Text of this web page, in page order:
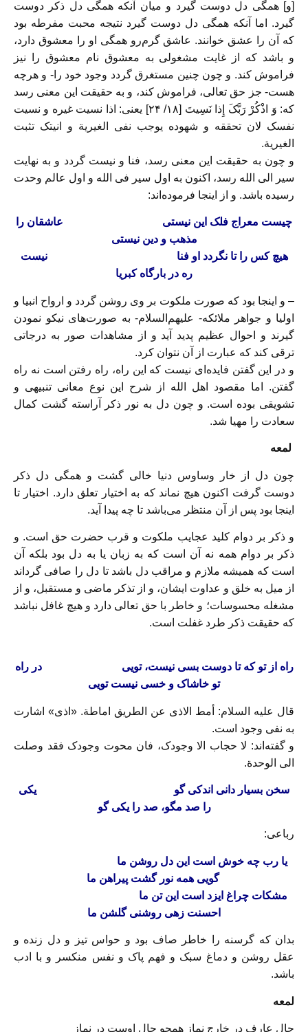
[و] همگى دل دوست گیرد و میان آنکه همگى دل ذکر دوست
گیرد. اما آنکه همگى دل دوست گیرد نتیجه محبت مفرطه بود
که آن را عشق خوانند. عاشق گرم‌رو همگى او را معشوق دارد،
و باشد که از غایت مشغولى به معشوق نام معشوق را نیز
فراموش کند. و چون چنین مستغرق گردد وجود خود را- و هرچه
هست- جز حق تعالى، فراموش کند، و به حقیقت این معنى رسد
که: وَ اذْکُرْ رَبَّکَ إِذا نَسِیتَ‏ [۱۸/ ۲۴] یعنى: اذا نسیت غیره و نسیت
نفسک لان تحققه و شهوده یوجب نفى الغیریة و انیتک تثبت
الغیریة.
و چون به حقیقت این معنى رسد، فنا و نیست گردد و به ‌‌نهایت
سیر الى الله رسد، اکنون به اول سیر فى الله و اول عالم وحدت
رسیده باشد. و از اینجا فرموده‌‏اند:
چیست معراج فلک این نیستى‏ عاشقان را
مذهب و دین نیستى‏
هیچ کس را تا نگردد او فنا نیست
ره در بارگاه کبریا
– و اینجا بود که صورت ملکوت بر وى روشن گردد و ارواح انبیا و
اولیا و جواهر ملائکه- علیهم‌السلام- به صورت‌هاى نیکو نمودن
گیرند و احوال عظیم پدید آید و از مشاهدات صور به درجاتى
ترقى کند که عبارت از آن نتوان کرد.
و در این گفتن فایده‌‏اى نیست که این راه، راه رفتن است نه راه
گفتن. اما مقصود اهل الله از شرح این نوع معانى تنبیهى و
تشویقى بوده است. و چون دل به نور ذکر آراسته گشت کمال
سعادت را مهیا شد.
لمعه
چون دل از خار وساوس دنیا خالى گشت و همگى دل ذکر
دوست گرفت اکنون هیچ نماند که به اختیار تعلق دارد. اختیار تا
اینجا بود پس از آن منتظر مى‏‌باشد تا چه پیدا آید.
و ذکر بر دوام کلید عجایب ملکوت و قرب حضرت حق است. و
ذکر بر دوام همه نه آن است که به زبان یا به دل بود بلکه آن
است که همیشه ملازم و مراقب دل باشد تا دل را صافى گرداند
از میل به خلق و عداوت ایشان، و از تذکر ماضى و مستقبل، و از
مشغله محسوسات؛ و خاطر با حق تعالى دارد و هیچ غافل نباشد
که حقیقت ذکر طرد غفلت است.
راه از تو که تا دوست بسى نیست، تویى‏ در راه
تو خاشاک و خسى نیست تویى‏
قال علیه السلام: أمط الاذى عن الطریق اماطة. «اذى» اشارت
به نفى وجود است.
و گفته‌‏اند: لا حجاب الا وجودک، فان محوت وجودک فقد وصلت
الى الوحدة.
سخن بسیار دانى اندکى گو یکى
را صد مگو، صد را یکى گو
رباعى‏:
یا رب چه خوش است این دل روشن ما
گویى همه نور گشت پیراهن ما
مشکات چراغ ایزد است این تن ما
احسنت زهى روشنى گلشن ما
بدان که گرسنه را خاطر صاف بود و حواس تیز و دل زنده و
عقل روشن و دماغ سبک و فهم پاک و نفس منکسر و با ادب
باشد.
لمعه
حال عارف در خارج نماز همچو حال اوست در نماز